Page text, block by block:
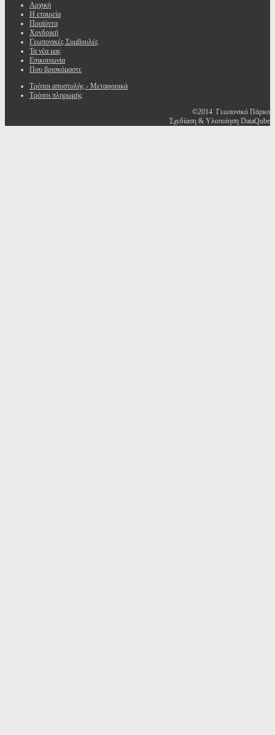
Αρχική
Η εταιρεία
Προϊόντα
Χονδρική
Γεωπονικές Συμβουλές
Τα νέα μας
Επικοινωνία
Που βρισκόμαστε
Τρόποι αποστολής - Μεταφορικά
Τρόποι πληρωμής
©2014 Γεωπονικό Πάρκο
Σχεδίαση & Υλοποίηση DataQube